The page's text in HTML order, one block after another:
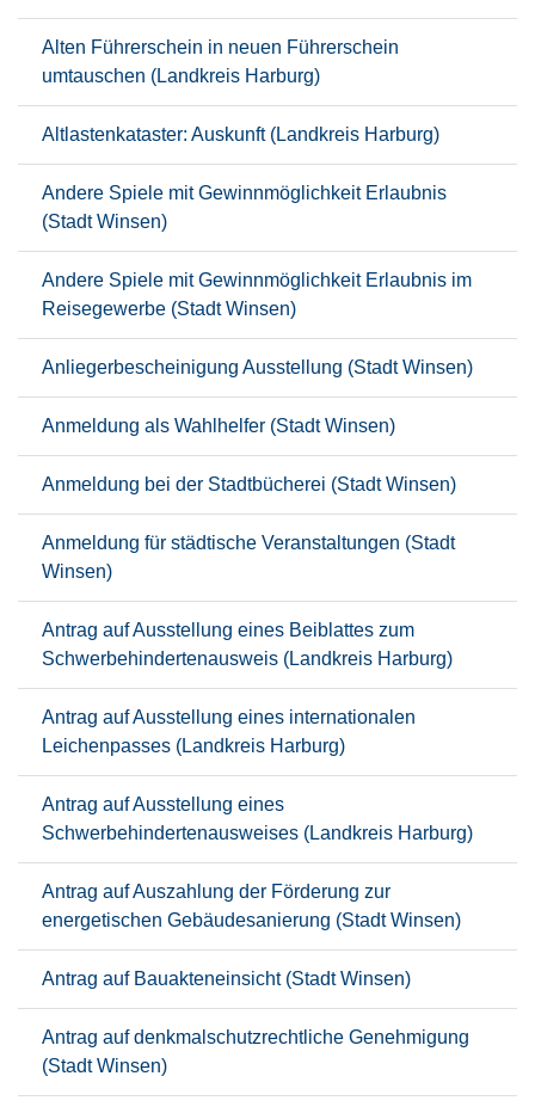
Alten Führerschein in neuen Führerschein
umtauschen (Landkreis Harburg)
Altlastenkataster: Auskunft (Landkreis Harburg)
Andere Spiele mit Gewinnmöglichkeit Erlaubnis
(Stadt Winsen)
Andere Spiele mit Gewinnmöglichkeit Erlaubnis im
Reisegewerbe (Stadt Winsen)
Anliegerbescheinigung Ausstellung (Stadt Winsen)
Anmeldung als Wahlhelfer (Stadt Winsen)
Anmeldung bei der Stadtbücherei (Stadt Winsen)
Anmeldung für städtische Veranstaltungen (Stadt
Winsen)
Antrag auf Ausstellung eines Beiblattes zum
Schwerbehindertenausweis (Landkreis Harburg)
Antrag auf Ausstellung eines internationalen
Leichenpasses (Landkreis Harburg)
Antrag auf Ausstellung eines
Schwerbehindertenausweises (Landkreis Harburg)
Antrag auf Auszahlung der Förderung zur
energetischen Gebäudesanierung (Stadt Winsen)
Antrag auf Bauakteneinsicht (Stadt Winsen)
Antrag auf denkmalschutzrechtliche Genehmigung
(Stadt Winsen)